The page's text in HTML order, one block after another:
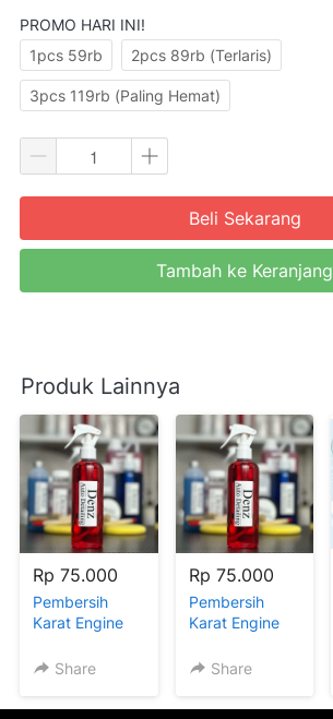
PROMO HARI INI!
1pcs 59rb
2pcs 89rb (Terlaris)
3pcs 119rb (Paling Hemat)
`
Beli Sekarang
`
Tambah ke Keranjang
Produk Lainnya
Rp 75.000
Pembersih
Karat Engine
Share
Rp 75.000
Pembersih
Karat Engine
Share